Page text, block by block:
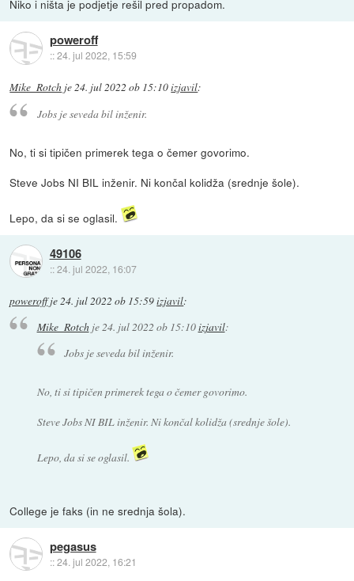
Niko i ništa je podjetje rešil pred propadom.
poweroff
::24. jul 2022, 15:59
Mike_Rotch je24. jul 2022 ob 15:10izjavil:
Jobs je seveda bil inženir.
No, ti si tipičen primerek tega o čemer govorimo.
Steve Jobs NI BIL inženir. Ni končal kolidža (srednje šole).
Lepo, da si se oglasil.
49106
::24. jul 2022, 16:07
poweroffje 24. jul 2022 ob 15:59izjavil:
Mike_Rotchje24. jul 2022 ob 15:10izjavil:
Jobs je seveda bil inženir.
No, ti si tipičen primerek tega o čemer govorimo.
Steve Jobs NI BIL inženir. Ni končal kolidža (srednje šole).
Lepo, da si se oglasil.
College je faks (in ne srednja šola).
pegasus
::24. jul 2022, 16:21